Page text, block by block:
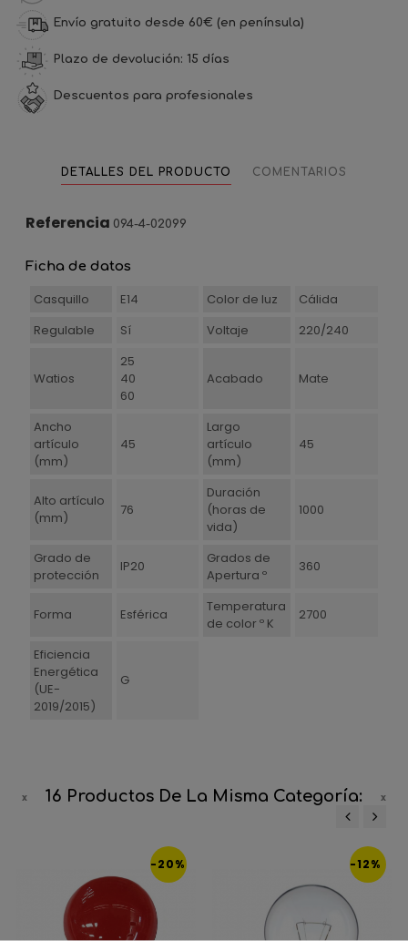
Envío gratuito desde 60€ (en península)
Plazo de devolución: 15 días
Descuentos para profesionales
DETALLES DEL PRODUCTO COMENTARIOS
Referencia 094-4-02099
Ficha de datos
Casquillo E14 Color de luz
Cálida
Regulable
Sí Voltaje 220/240
Watios
25
40
60
Acabado Mate
Ancho
artículo
(mm)
45
Largo
artículo
(mm)
45
Alto artículo
(mm)
76
Duración
(horas de
vida)
1000
Grado de
protección
IP20
Grados de
Apertura º
360
Forma Esférica
Temperatura
de color º K
2700
Eficiencia
Energética
(UE-
2019/2015)
G
16 Productos De La Misma Categoría:
-20% -12%